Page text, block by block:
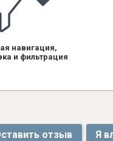
навигация,
и фильтрация
отзыв Я